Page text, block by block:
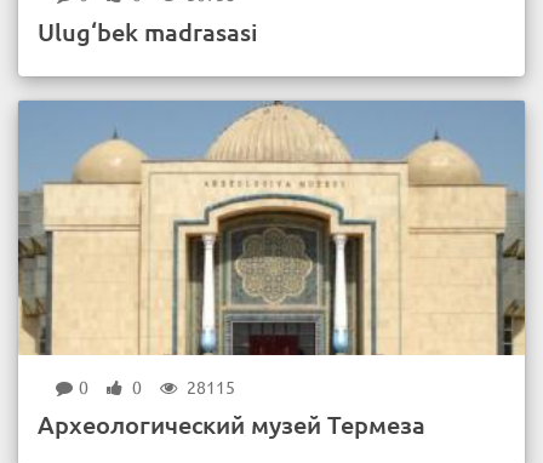
Ulug‘bek madrasasi
0 0 28115
Археологический музей Термеза